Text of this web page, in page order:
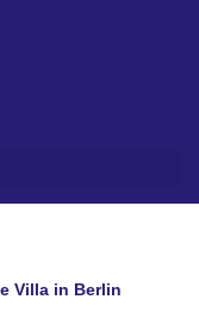
Villa in Berlin